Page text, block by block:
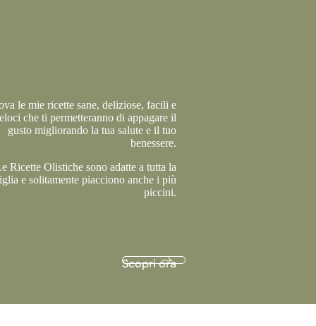
le mie ricette sane, deliziose, facili e
che ti permetteranno di appagare il
gusto migliorando la tua salute e il tuo
benessere.
Ricette Olistiche sono adatte a tutta la
e solitamente piacciono anche i più
piccini.
Scopri ora